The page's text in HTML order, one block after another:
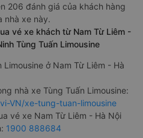
206 đánh giá của khách hàng
nhà xe này.
vé xe khách từ Nam Từ Liêm -
Tùng Tuấn Limousine
Limousine ở Nam Từ Liêm - Hà
nhà xe Tùng Tuấn Limousine:
VN/xe-tung-tuan-limousine
vé xe Nam Từ Liêm - Hà Nội
1900 888684